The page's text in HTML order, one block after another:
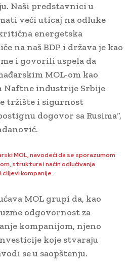
Naši predstavnici u
veći uticaj na odluke
energetska
na naš BDP i država je kao
i govorili uspela da
MOL-om kao
Naftne industrije Srbije
tržište i sigurnost
dogovor sa Rusima“,
MOL, navodeći da se sporazumom
struktura i način odlučivanja
kompanije.
MOL grupi da, kao
odgovornost za
kompanijom, njeno
koje stvaraju
se u saopštenju.